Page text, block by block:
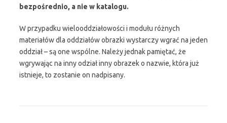
bezpośrednio, a nie w katalogu.
W przypadku wielooddziałowości i modułu różnych
materiałów dla oddziałów obrazki wystarczy wgrać na jeden
oddział – są one wspólne. Należy jednak pamiętać, że
wgrywając na inny odział inny obrazek o nazwie, która już
istnieje, to zostanie on nadpisany.